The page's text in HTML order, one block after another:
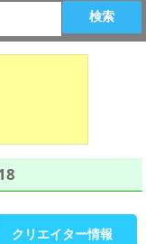
検索
クリエイター情報